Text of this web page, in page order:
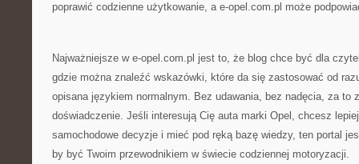
poprawić codzienne użytkowanie, a e-opel.com.pl może
Najważniejsze w e-opel.com.pl jest to, że blog chce być dla
gdzie można znaleźć wskazówki, które da się zastosować od
opisana językiem normalnym. Bez udawania, bez nadęcia, za to
doświadczenie. Jeśli interesują Cię auta marki Opel, chcesz
samochodowe decyzje i mieć pod ręką bazę wiedzy, ten portal
by być Twoim przewodnikiem w świecie codziennej motoryzacji.